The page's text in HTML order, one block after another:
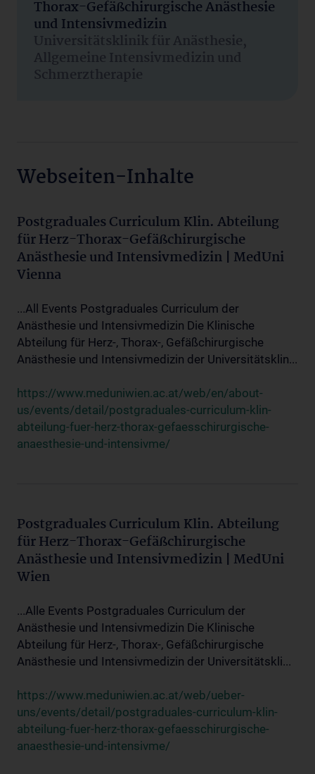
Thorax-Gefäßchirurgische Anästhesie
und Intensivmedizin
Universitätsklinik für Anästhesie,
Allgemeine Intensivmedizin und
Schmerztherapie
Webseiten-Inhalte
Postgraduales Curriculum Klin. Abteilung
für Herz-Thorax-Gefäßchirurgische
Anästhesie und Intensivmedizin | MedUni
Vienna
...All Events Postgraduales Curriculum der
Anästhesie und Intensivmedizin Die Klinische
Abteilung für Herz-, Thorax-, Gefäßchirurgische
Anästhesie und Intensivmedizin der Universitätsklin...
https://www.meduniwien.ac.at/web/en/about-
us/events/detail/postgraduales-curriculum-klin-
abteilung-fuer-herz-thorax-gefaesschirurgische-
anaesthesie-und-intensivme/
Postgraduales Curriculum Klin. Abteilung
für Herz-Thorax-Gefäßchirurgische
Anästhesie und Intensivmedizin | MedUni
Wien
...Alle Events Postgraduales Curriculum der
Anästhesie und Intensivmedizin Die Klinische
Abteilung für Herz-, Thorax-, Gefäßchirurgische
Anästhesie und Intensivmedizin der Universitätskli...
https://www.meduniwien.ac.at/web/ueber-
uns/events/detail/postgraduales-curriculum-klin-
abteilung-fuer-herz-thorax-gefaesschirurgische-
anaesthesie-und-intensivme/